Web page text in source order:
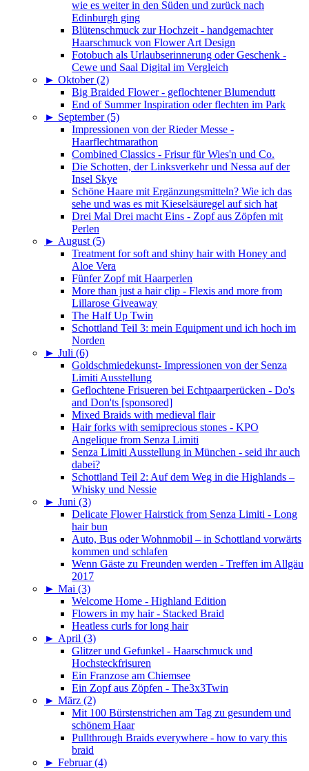
wie es weiter in den Süden und zurück nach
Edinburgh ging
Blütenschmuck zur Hochzeit - handgemachter
Haarschmuck von Flower Art Design
Fotobuch als Urlaubserinnerung oder Geschenk -
Cewe und Saal Digital im Vergleich
► Oktober (2)
Big Braided Flower - geflochtener Blumendutt
End of Summer Inspiration oder flechten im Park
► September (5)
Impressionen von der Rieder Messe -
Haarflechtmarathon
Combined Classics - Frisur für Wies'n und Co.
Die Schotten, der Linksverkehr und Nessa auf der
Insel Skye
Schöne Haare mit Ergänzungsmitteln? Wie ich das
sehe und was es mit Kieselsäuregel auf sich hat
Drei Mal Drei macht Eins - Zopf aus Zöpfen mit
Perlen
► August (5)
Treatment for soft and shiny hair with Honey and
Aloe Vera
Fünfer Zopf mit Haarperlen
More than just a hair clip - Flexis and more from
Lillarose Giveaway
The Half Up Twin
Schottland Teil 3: mein Equipment und ich hoch im
Norden
► Juli (6)
Goldschmiedekunst- Impressionen von der Senza
Limiti Ausstellung
Geflochtene Frisueren bei Echtpaarperücken - Do's
and Don'ts [sponsored]
Mixed Braids with medieval flair
Hair forks with semiprecious stones - KPO
Angelique from Senza Limiti
Senza Limiti Ausstellung in München - seid ihr auch
dabei?
Schottland Teil 2: Auf dem Weg in die Highlands –
Whisky und Nessie
► Juni (3)
Delicate Flower Hairstick from Senza Limiti - Long
hair bun
Auto, Bus oder Wohnmobil – in Schottland vorwärts
kommen und schlafen
Wenn Gäste zu Freunden werden - Treffen im Allgäu
2017
► Mai (3)
Welcome Home - Highland Edition
Flowers in my hair - Stacked Braid
Heatless curls for long hair
► April (3)
Glitzer und Gefunkel - Haarschmuck und
Hochsteckfrisuren
Ein Franzose am Chiemsee
Ein Zopf aus Zöpfen - The3x3Twin
► März (2)
Mit 100 Bürstenstrichen am Tag zu gesundem und
schönem Haar
Pullthrough Braids everywhere - how to vary this
braid
► Februar (4)